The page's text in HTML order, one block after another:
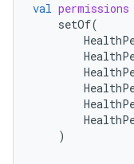
val permissions
setOf(
)